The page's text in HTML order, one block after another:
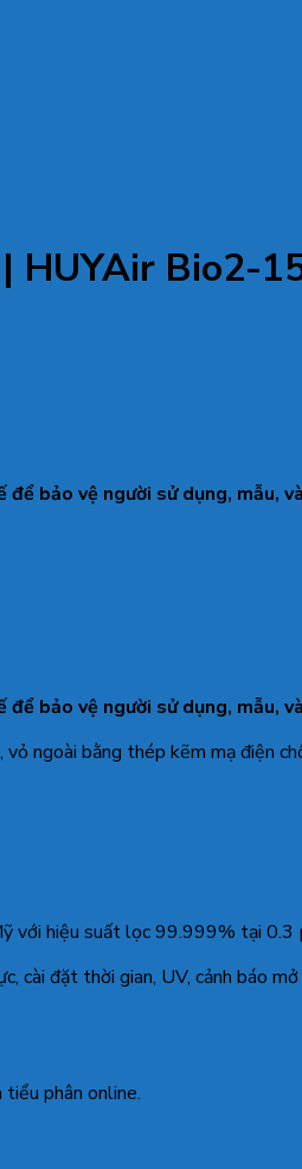
HUYAir Bio2-
bảo vệ người sử dụng, mẫu,
bảo vệ người sử dụng, mẫu,
ngoài bằng thép kẽm mạ điện
với hiệu suất lọc 99.999% tại
cài đặt thời gian, UV, cảnh báo
tiểu phân online.